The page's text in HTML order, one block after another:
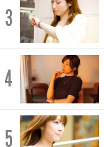
3
4
5